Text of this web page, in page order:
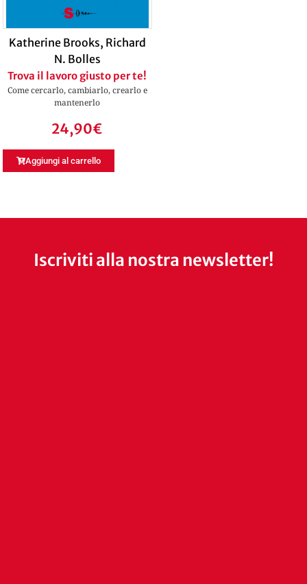
Katherine Brooks, Richard
N. Bolles
Trova il lavoro giusto per te!
Come cercarlo, cambiarlo, crearlo e
mantenerlo
24,90€
Aggiungi al carrello
Iscriviti alla nostra newsletter!